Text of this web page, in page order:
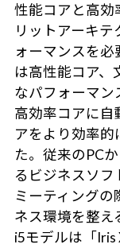
性能コアと高効
リットアーキテ
ォーマンスを
は高性能コア、
なパフォーマン
高効率コアに自
アをより効率的
た。従来のPC
るビジネスソ
ミーティングの
ネス環境を整え
i5モデルは「Iris